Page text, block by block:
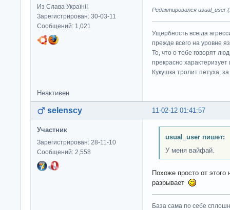
Из Слава Україні!
Зарегистрирован: 30-03-11
Сообщений: 1,021
Редактировался usual_user
Ущербность всегда
прежде всего на уровне
То, что о тебе говорят
прекрасно характеризует
Кукушка тролит петуха,
Неактивен
11-02-12 01:41:57
selenscy
Участник
Зарегистрирован: 28-11-10
Сообщений: 2,558
usual_user пишет:
У меня вайфай.
Похоже просто от этого
разрывает
База сама по себе